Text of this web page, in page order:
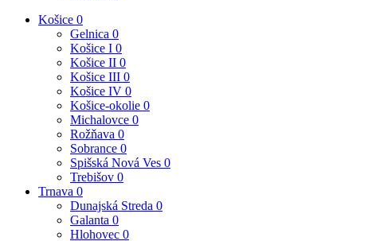
Košice 0
Gelnica 0
Košice I 0
Košice II 0
Košice III 0
Košice IV 0
Košice-okolie 0
Michalovce 0
Rožňava 0
Sobrance 0
Spišská Nová Ves 0
Trebišov 0
Trnava 0
Dunajská Streda 0
Galanta 0
Hlohovec 0